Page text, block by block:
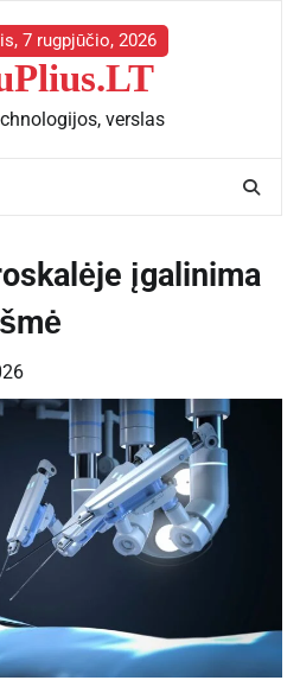
7 rugpjūčio, 2026
verslas
įgalinima